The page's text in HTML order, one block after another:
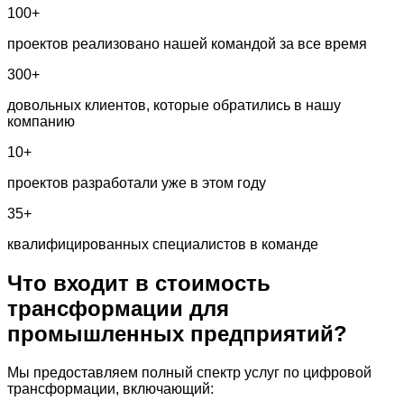
100+
проектов реализовано нашей командой за все время
300+
довольных клиентов, которые обратились в нашу
компанию
10+
проектов разработали уже в этом году
35+
квалифицированных специалистов в команде
Что входит в стоимость
трансформации для
промышленных предприятий?
Мы предоставляем полный спектр услуг по цифровой
трансформации, включающий: